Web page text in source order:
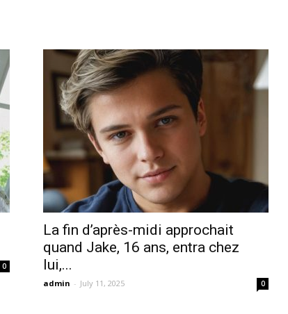
0
La fin d’après-midi approchait
quand Jake, 16 ans, entra chez
lui,...
admin - July 11, 2025 0